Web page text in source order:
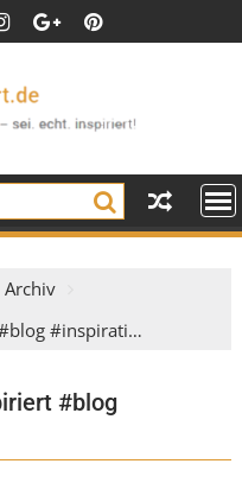
Archiv
#inspirati…
#blog